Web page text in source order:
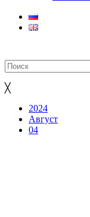
╳
2024
Август
04